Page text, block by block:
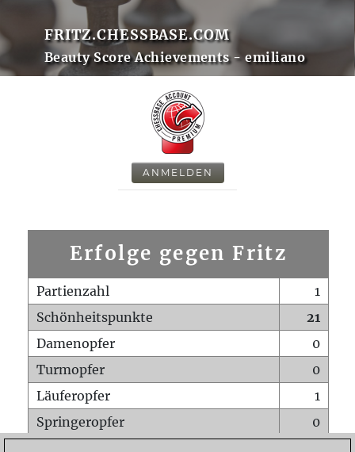
FRITZ.CHESSBASE.COM
Beauty Score Achievements - emiliano
ANMELDEN
Erfolge gegen Fritz
Partienzahl
1
Schönheitspunkte
21
Damenopfer
0
Turmopfer
0
Läuferopfer
1
Springeropfer
0